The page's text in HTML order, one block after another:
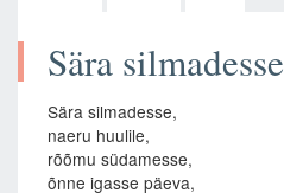
Sära silmadesse
Sära silmadesse,
naeru huulile,
rõõmu südamesse,
õnne igasse päeva,